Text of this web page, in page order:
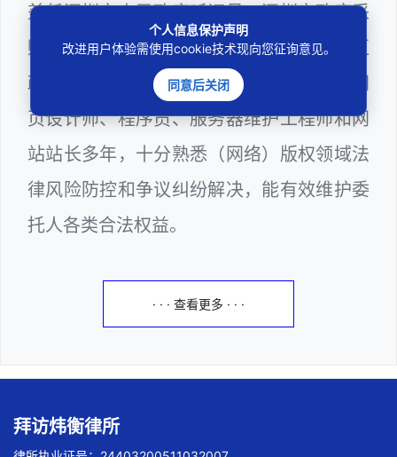
兼任深圳市人民政府听证员、深圳市政府采
购评审专家（法律类），曾担任深圳市某区
政府公职律师、计算机信息网络安全员、网
页设计师、程序员、服务器维护工程师和网
站站长多年，十分熟悉（网络）版权领域法
律风险防控和争议纠纷解决，能有效维护委
托人各类合法权益。
· · · 查看更多 · · ·
拜访炜衡律所
个人信息保护声明
改进用户体验需使用cookie技术现向您征询意见。
同意后关闭